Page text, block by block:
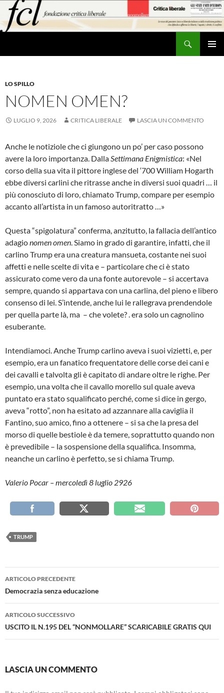
contenuto
LO SPILLO
NOMEN OMEN?
LUGLIO 9, 2026 CRITICA LIBERALE LASCIA UN COMMENTO
Anche le notiziole che ci giungono un po’ per caso possono
avere la loro importanza. Dalla Settimana Enigmistica: «Nel
corso della sua vita il pittore inglese del ‘700 William Hogarth
ebbe diversi carlini che ritrasse anche in diversi suoi quadri … il
più conosciuto di loro, chiamato Trump, compare per esempio
accanto all’artista in un famoso autoritratto …»
Questa “spigolatura” conferma, anzitutto, la fallacia dell’antico
adagionomen omen . Siamo in grado di garantire, infatti, che il
carlino Trump era una creatura mansueta, costante nei suoi
affetti e nelle scelte di vita e – particolare che ci è stato
assicurato come vero da una fonte autorevole – si accertava
sempre, quando si appartava con una carlina, del pieno e libero
consenso di lei. S’intende, anche lui le rallegrava prendendole
per quella parte là, ma – che volete? . era solo un cagnolino
esuberante.
Intendiamoci. Anche Trump carlino aveva i suoi vizietti, e, per
esempio, era un fanatico frequentatore delle corse dei cani e
dei cavalli e talvolta gli è capitato di andare oltre le righe. Per
esempio, una volta che il cavallo morello sul quale aveva
puntato era stato squalificato perché, come si dice in gergo,
aveva “rotto”, non ha esitato ad azzannare alla caviglia il
Fantino, suo amico, fino a ottenere – si sa che la presa del
morso di quelle bestiole è da temere, soprattutto quando non
è prevedibile – la sospensione della squalifica. Insomma,
neanche un carlino è perfetto, se si chiama Trump.
Valerio Pocar – mercoledì 8 luglio 2926
TRUMP
Navigazione
articolo
ARTICOLO PRECEDENTE
Democrazia senza educazione
ARTICOLO SUCCESSIVO
USCITO IL N.195 DEL “NONMOLLARE” SCARICABILE GRATIS QUI
LASCIA UN COMMENTO